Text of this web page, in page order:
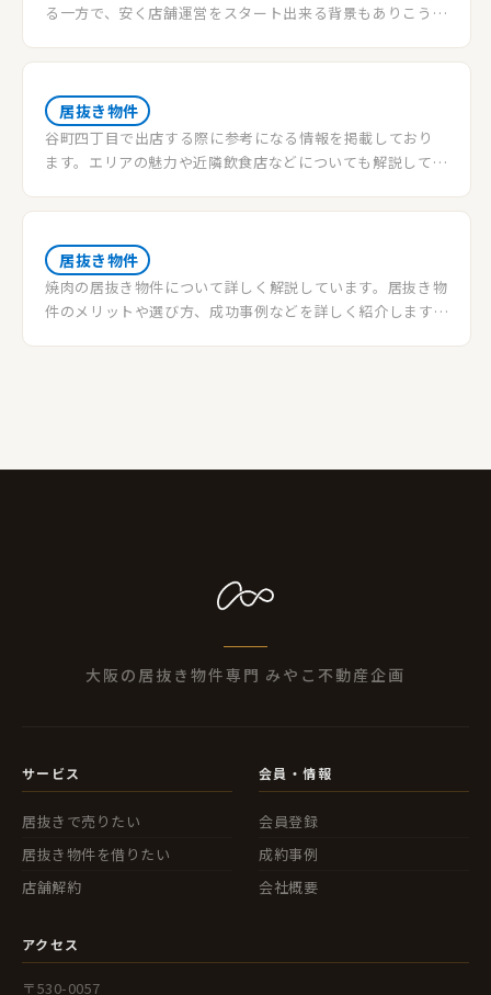
る一方で、安く店舗運営をスタート出来る背景もありこうい
側のオーナーから見るメリットやデメリットを当記事では
居抜き物件
谷町四丁目で出店する際に参考になる情報を掲載しており
ます。エリアの魅力や近隣飲食店などについても解説してお
居抜き物件
焼肉の居抜き物件について詳しく解説しています。居抜き物
件のメリットや選び方、成功事例などを詳しく紹介します。
大阪の居抜き物件専門 みやこ不動産企画
サービス
居抜きで売りたい
居抜き物件を借りたい
店舗解約
会員・情報
会員登録
成約事例
会社概要
アクセス
〒530-0057